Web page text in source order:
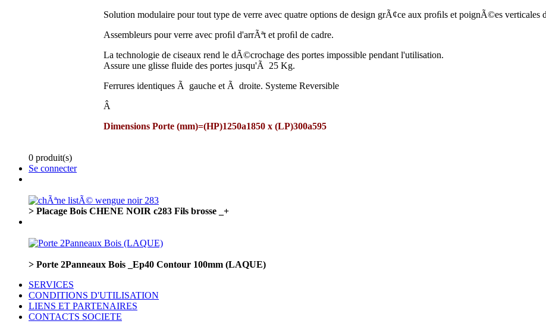
Solution modulaire pour tout type de verre avec quatre options de design grÃ¢ce aux proﬁls et poignÃ©es verticales
Assembleurs pour verre avec proﬁl d'arrÃªt et proﬁl de cadre.
La technologie de ciseaux rend le dÃ©crochage des portes impossible pendant l'utilisation.
Assure une glisse ﬂuide des portes jusqu'Ã 25 Kg.
Ferrures identiques Ã gauche et Ã droite. Systeme Reversible
Â
Dimensions Porte (mm)=(HP)1250a1850 x (LP)300a595
0 produit(s)
Se connecter
> Placage Bois CHENE NOIR c283 Fils brosse _+
> Porte 2Panneaux Bois _Ep40 Contour 100mm (LAQUE)
SERVICES
CONDITIONS D'UTILISATION
LIENS ET PARTENAIRES
CONTACTS SOCIETE